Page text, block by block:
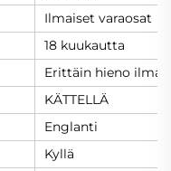
Ilmaiset varaosat
18 kuukautta
Erittäin hieno
KÄTTELLÄ
Englanti
Kyllä